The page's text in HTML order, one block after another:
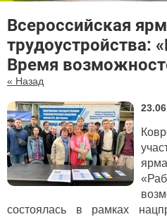
Всероссийская
трудоустройства:
Время
« Назад
состоялась в рамках